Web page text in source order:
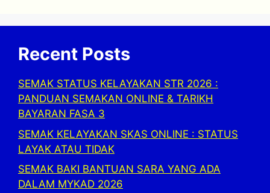
Recent Posts
SEMAK STATUS KELAYAKAN STR 2026 :
PANDUAN SEMAKAN ONLINE & TARIKH
BAYARAN FASA 3
SEMAK KELAYAKAN SKAS ONLINE : STATUS
LAYAK ATAU TIDAK
SEMAK BAKI BANTUAN SARA YANG ADA
DALAM MYKAD 2026